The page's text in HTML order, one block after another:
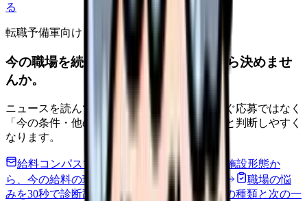
る
転職予備軍向け
今の職場を続けるか、条件を比べてから決めませ
んか。
ニュースを読んで不安が強くなった時は、すぐ応募ではなく
「今の条件・他の選択肢・相談先」を分けると判断しやすく
なります。
給料コンパスで比較する
地域・経験年数・施設形態か
ら、今の給料の現在地を確認できます。
進む
職場の悩
みを30秒で診断辞めるべきか迷う前に、悩みの種類と次の一